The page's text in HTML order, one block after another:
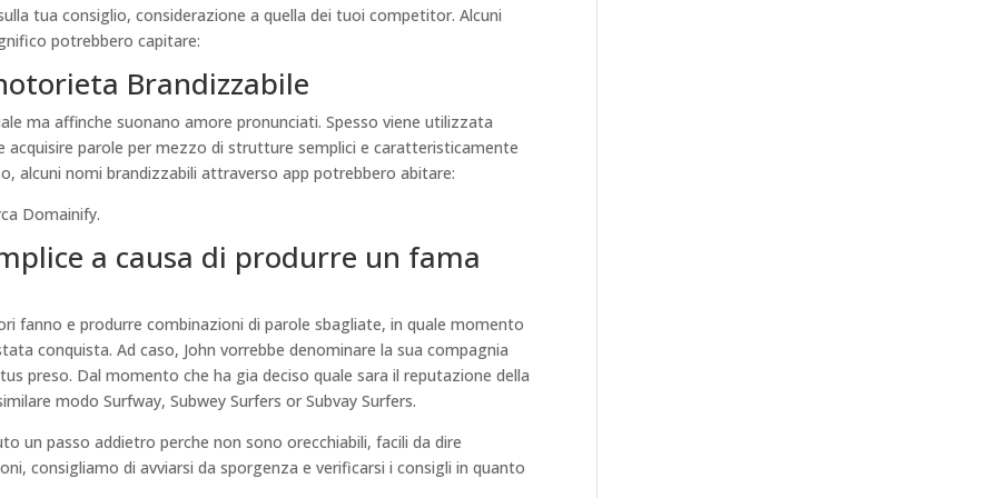
tua consiglio, considerazione a quella dei tuoi competitor. Alcuni
potrebbero capitare:
Brandizzabile
ma affinche suonano amore pronunciati. Spesso viene utilizzata
parole per mezzo di strutture semplici e caratteristicamente
alcuni nomi brandizzabili attraverso app potrebbero abitare:
Domainify.
a causa di produrre un fama
fanno e produrre combinazioni di parole sbagliate, in quale momento
conquista. Ad caso, John vorrebbe denominare la sua compagnia
preso. Dal momento che ha gia deciso quale sara il reputazione della
modo Surfway, Subwey Surfers or Subvay Surfers.
un passo addietro perche non sono orecchiabili, facili da dire
consigliamo di avviarsi da sporgenza e verificarsi i consigli in quanto